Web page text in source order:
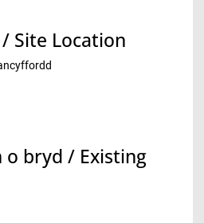
Site Location
o bryd / Existing